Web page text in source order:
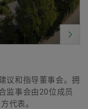
议和指导董事会。拥
监事会由20位成员
代表。